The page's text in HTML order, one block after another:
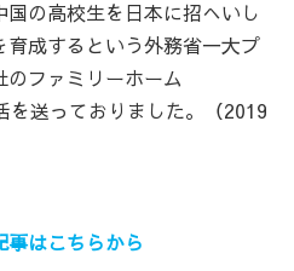
の高校生を日本に招へいし
成するという外務省一大プ
ファミリーホーム
を送っておりました。（2019
はこちらから